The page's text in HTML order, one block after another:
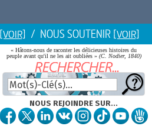
[VOIR] / NOUS SOUTENIR [VOIR]
« Hâtons-nous de raconter les délicieuses histoires du
peuple avant qu'il ne les ait oubliées » (C. Nodier, 1840)
NOUS REJOINDRE SUR...